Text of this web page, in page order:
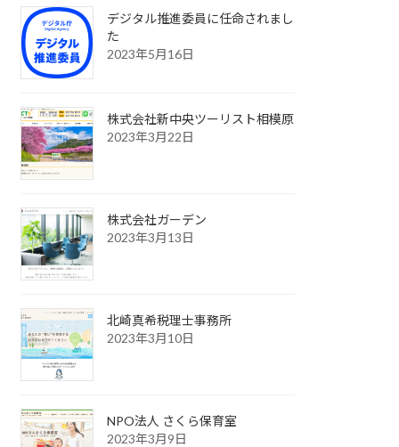
デジタル推進委員に任命されまし
た
2023年5月16日
株式会社新中央ツーリスト相模原
2023年3月22日
株式会社ガーデン
2023年3月13日
北崎真希税理士事務所
2023年3月10日
NPO法人 さくら保育室
2023年3月9日